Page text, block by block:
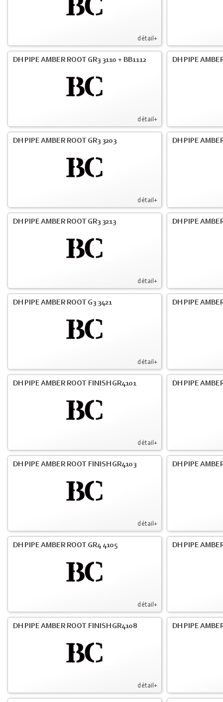
détail+
détail+
DH PIPE AMBER ROOT GR3 3110 + BB1112 DH PIPE
détail+
DH PIPE AMBER ROOT GR3 3203 DH PIPE
détail+
DH PIPE AMBER ROOT GR3 3213 DH PIPE
détail+
DH PIPE AMBER ROOT G3 3421 DH PIPE
détail+
DH PIPE AMBER ROOT FINISH GR4101 DH PIPE
détail+
DH PIPE AMBER ROOT FINISH GR4103 DH PIPE
détail+
DH PIPE AMBER ROOT GR4 4105 DH PIPE
détail+
DH PIPE AMBER ROOT FINISH GR4108 DH PIPE